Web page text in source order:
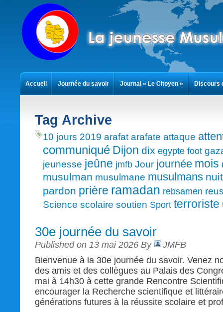
Tag Archive
10 jours 2019 arafat arafate attaque
communiqué Dijon dix egypte foot
jeunesse jeûne jmfb Jour journée mois
musulman musulmane musulmans nuit
pardon prière ramadan rebsamen
Science scolaire soutien Sport terroriste
30e journée du savoir
Published on 13 mai 2026 By
JMFB
Bienvenue à la 30e journée du savoir. Venez
des amis et des collègues au Palais des
mai à 14h30 à cette grande Rencontre
encourager la Recherche scientifique et
générations futures à la réussite scolaire et
Accueil Journée du savoir Journal « Le Citoyen » Discours